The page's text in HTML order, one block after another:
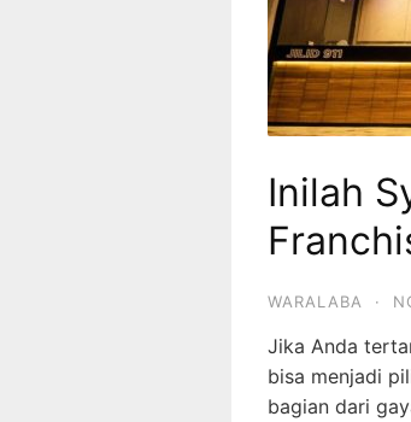
Inilah
WARALABA ·
Jika Anda
bisa menjadi
bagian dari